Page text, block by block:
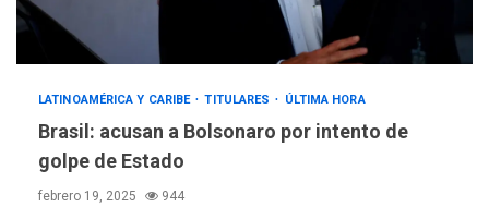
LATINOAMÉRICA Y CARIBE TITULARES ÚLTIMA HORA
Brasil: acusan a Bolsonaro por intento de
golpe de Estado
febrero 19, 2025 944